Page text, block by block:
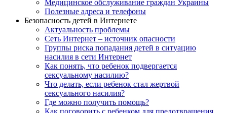
Медицинское обслуживание граждан Украины
Полезные адреса и телефоны
Безопасность детей в Интернете
Актуальность проблемы
Сеть Интернет – источник опасности
Группы риска попадания детей в ситуацию
насилия в сети Интернет
Как понять, что ребенок подвергается
сексуальному насилию?
Что делать, если ребенок стал жертвой
сексуального насилия?
Где можно получить помощь?
Как поговорить с ребенком для предотвращения